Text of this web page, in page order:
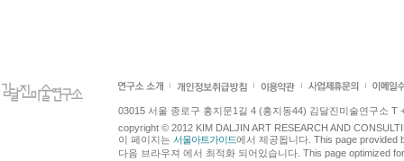
03015 서울 종로구 홍지문1길 4 (홍지동44) 김달진미술연구소 T
copyright © 2012 KIM DALJIN ART RESEARCH AND
이 페이지는 서울아트가이드에서 제공됩니다. This page provided
다음 브라우져 에서 최적화 되어있습니다. This page optimized